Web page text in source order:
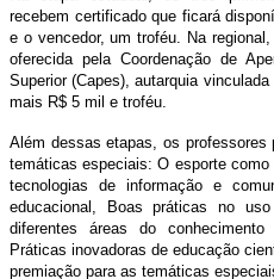
recebem certificado que ficará
e o vencedor, um troféu. Na
oferecida pela Coordenação de
Superior (Capes), autarquia
mais R$ 5 mil e troféu.
Além dessas etapas, os
temáticas especiais: O esporte
tecnologias de informação e
educacional, Boas práticas no
diferentes áreas do
Práticas inovadoras de educação
premiação para as temáticas